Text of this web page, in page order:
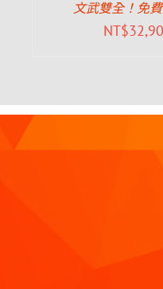
文武雙全！免
NT$